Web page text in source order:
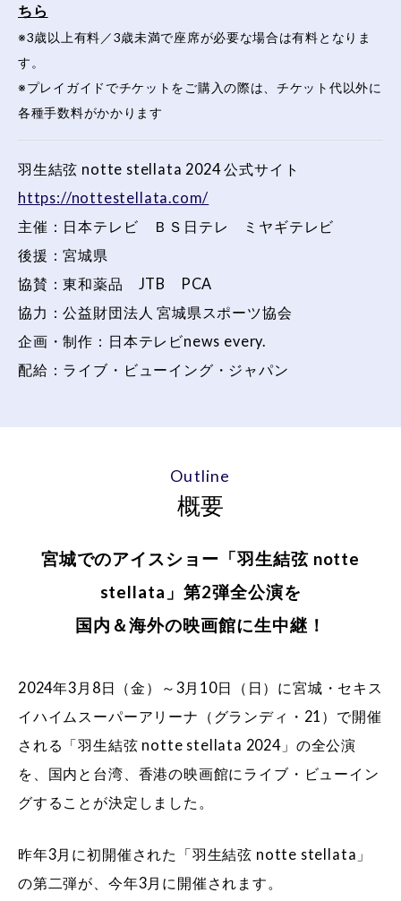
ちら
※3歳以上有料／3歳未満で座席が必要な場合は有料となりま
す。
※プレイガイドでチケットをご購入の際は、チケット代以外に
各種手数料がかかります
羽生結弦 notte stellata 2024 公式サイト
https://nottestellata.com/
主催：日本テレビ ＢＳ日テレ ミヤギテレビ
後援：宮城県
協賛：東和薬品 JTB PCA
協力：公益財団法人 宮城県スポーツ協会
企画・制作：日本テレビnews every.
配給：ライブ・ビューイング・ジャパン
Outline
概要
宮城でのアイスショー「羽生結弦 notte
stellata」第2弾全公演を
国内＆海外の映画館に生中継！
2024年3月8日（金）～3月10日（日）に宮城・セキス
イハイムスーパーアリーナ（グランディ・21）で開催
される「羽生結弦 notte stellata 2024」の全公演
を、国内と台湾、香港の映画館にライブ・ビューイン
グすることが決定しました。
昨年3月に初開催された「羽生結弦 notte stellata」
の第二弾が、今年3月に開催されます。